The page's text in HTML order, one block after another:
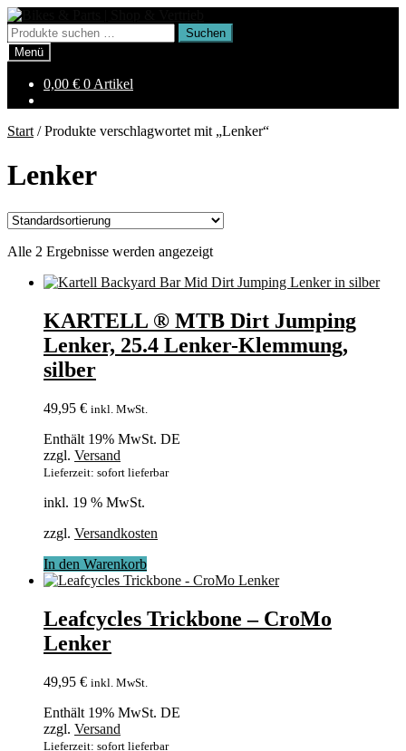
Zur
Navigation
springen
Zum
Inhalt
springen
Suchen
nach:
Suchen
Menü
0,00 € 0 Artikel
Start /Produkte verschlagwortet mit „Lenker“
Lenker
Alle 2 Ergebnisse werden angezeigt
KARTELL ® MTB Dirt Jumping
Lenker, 25.4 Lenker-Klemmung,
silber
49,95 € inkl. MwSt.
Enthält 19% MwSt. DE
zzgl. Versand
Lieferzeit: sofort lieferbar
inkl. 19 % MwSt.
zzgl. Versandkosten
In den Warenkorb
Leafcycles Trickbone – CroMo
Lenker
49,95 € inkl. MwSt.
Enthält 19% MwSt. DE
zzgl. Versand
Lieferzeit: sofort lieferbar